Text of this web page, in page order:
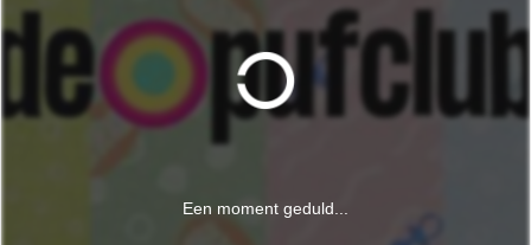
Een moment geduld...